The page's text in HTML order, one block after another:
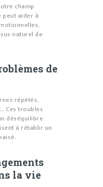
champ
peut aider à
naturel de
de
répétés,
Ces troubles
déséquilibre
à rétablir un
la vie